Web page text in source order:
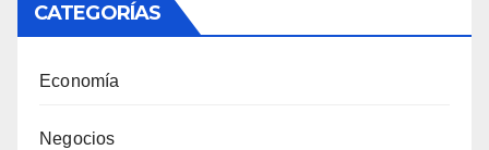
CATEGORÍAS
Economía
Negocios